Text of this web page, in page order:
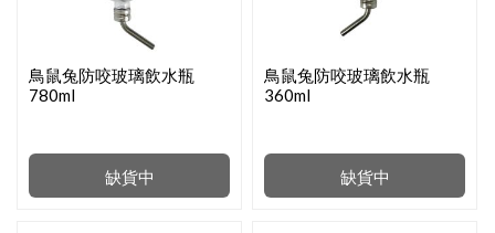
缺貨中
鳥鼠兔防咬玻璃飲水瓶
780ml
缺貨中
鳥鼠兔防咬玻璃飲水瓶
360ml